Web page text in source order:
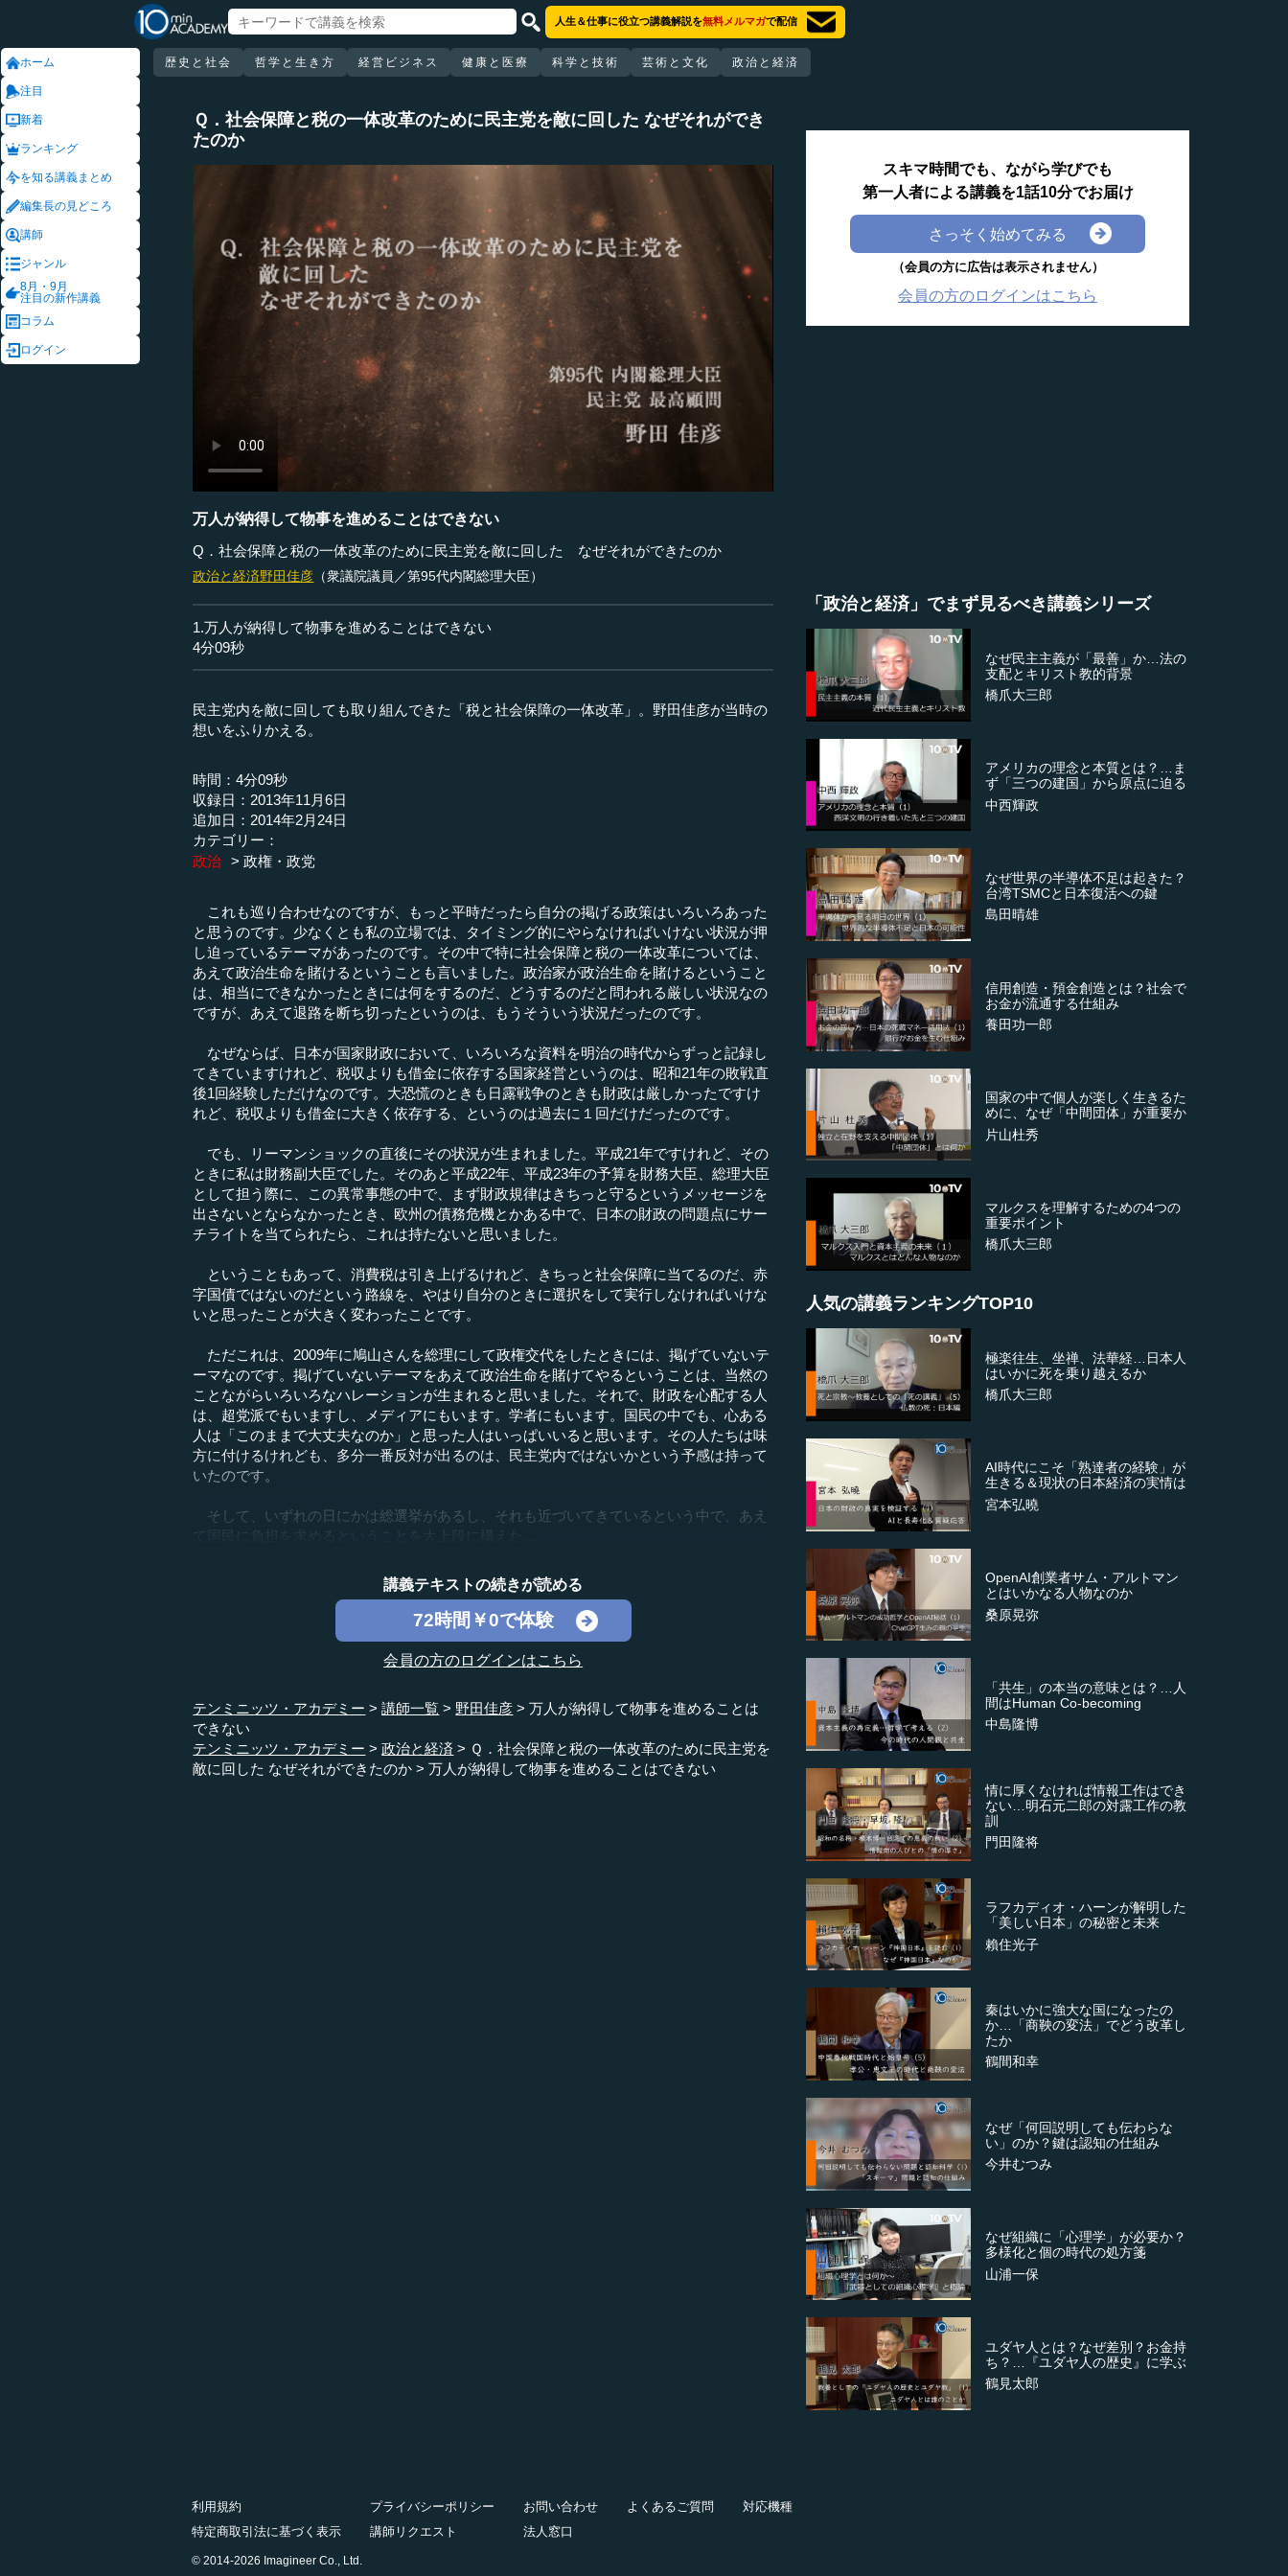
ホーム
注目
新着
ランキング
を知る講義まとめ
編集長の見どころ
講師
ジャンル
8月・9月
注目の新作講義
コラム
ログイン
人生＆仕事に役立つ講義解説を無料メルマガで配信
歴史と社会 哲学と生き方 経営ビジネス 健康と医療 科学と技術 芸術と文化 政治と経済
Ｑ．社会保障と税の一体改革のために民主党を敵に回した なぜそれができ
たのか
万人が納得して物事を進めることはできない
Q．社会保障と税の一体改革のために民主党を敵に回した なぜそれができたのか
政治と経済野田佳彦 （衆議院議員／第95代内閣総理大臣）
1.万人が納得して物事を進めることはできない
4分09秒
民主党内を敵に回しても取り組んできた「税と社会保障の一体改革」。野田佳彦が当時の
想いをふりかえる。
時間：4分09秒
収録日：2013年11月6日
追加日：2014年2月24日
カテゴリー：
政治
政権・政党
これも巡り合わせなのですが、もっと平時だったら自分の掲げる政策はいろいろあった
と思うのです。少なくとも私の立場では、タイミング的にやらなければいけない状況が押
し迫っているテーマがあったのです。その中で特に社会保障と税の一体改革については、
あえて政治生命を賭けるということも言いました。政治家が政治生命を賭けるということ
は、相当にできなかったときには何をするのだ、どうするのだと問われる厳しい状況なの
ですが、あえて退路を断ち切ったというのは、もうそういう状況だったのです。
なぜならば、日本が国家財政において、いろいろな資料を明治の時代からずっと記録し
てきていますけれど、税収よりも借金に依存する国家経営というのは、昭和21年の敗戦直
後1回経験しただけなのです。大恐慌のときも日露戦争のときも財政は厳しかったですけ
れど、税収よりも借金に大きく依存する、というのは過去に１回だけだったのです。
でも、リーマンショックの直後にその状況が生まれました。平成21年ですけれど、その
ときに私は財務副大臣でした。そのあと平成22年、平成23年の予算を財務大臣、総理大臣
として担う際に、この異常事態の中で、まず財政規律はきちっと守るというメッセージを
出さないとならなかったとき、欧州の債務危機とかある中で、日本の財政の問題点にサー
チライトを当てられたら、これは持たないと思いました。
ということもあって、消費税は引き上げるけれど、きちっと社会保障に当てるのだ、赤
字国債ではないのだという路線を、やはり自分のときに選択をして実行しなければいけな
いと思ったことが大きく変わったことです。
ただこれは、2009年に鳩山さんを総理にして政権交代をしたときには、掲げていないテ
ーマなのです。掲げていないテーマをあえて政治生命を賭けてやるということは、当然の
ことながらいろいろなハレーションが生まれると思いました。それで、財政を心配する人
は、超党派でもいますし、メディアにもいます。学者にもいます。国民の中でも、心ある
人は「このままで大丈夫なのか」と思った人はいっぱいいると思います。その人たちは味
方に付けるけれども、多分一番反対が出るのは、民主党内ではないかという予感は持って
いたのです。
そして、いずれの日にかは総選挙があるし、それも近づいてきているという中で、あえ
て国民に負担を求めるということを大上段に構えた...
講義テキストの続きが読める
72時間￥0で体験
会員の方のログインはこちら
テンミニッツ・アカデミー 講師一覧 野田佳彦
万人が納得して物事を進めることは
できない
テンミニッツ・アカデミー
政治と経済
Ｑ．社会保障と税の一体改革のために民主党を
敵に回した なぜそれができたのか
万人が納得して物事を進めることはできない
スキマ時間でも、ながら学びでも
第一人者による講義を1話10分でお届け
さっそく始めてみる
（会員の方に広告は表示されません）
会員の方のログインはこちら
「政治と経済」でまず見るべき講義シリーズ
なぜ民主主義が「最善」か…法の
支配とキリスト教的背景
橋爪大三郎
アメリカの理念と本質とは？…ま
ず「三つの建国」から原点に迫る
中西輝政
なぜ世界の半導体不足は起きた？
台湾TSMCと日本復活への鍵
島田晴雄
信用創造・預金創造とは？社会で
お金が流通する仕組み
養田功一郎
国家の中で個人が楽しく生きるた
めに、なぜ「中間団体」が重要か
片山杜秀
マルクスを理解するための4つの
重要ポイント
橋爪大三郎
人気の講義ランキングTOP10
極楽往生、坐禅、法華経…日本人
はいかに死を乗り越えるか
橋爪大三郎
AI時代にこそ「熟達者の経験」が
生きる＆現状の日本経済の実情は
宮本弘曉
OpenAI創業者サム・アルトマン
とはいかなる人物なのか
桑原晃弥
「共生」の本当の意味とは？…人
間はHuman Co-becoming
中島隆博
情に厚くなければ情報工作はでき
ない…明石元二郎の対露工作の教
訓
門田隆将
ラフカディオ・ハーンが解明した
「美しい日本」の秘密と未来
賴住光子
秦はいかに強大な国になったの
か…「商鞅の変法」でどう改革し
たか
鶴間和幸
なぜ「何回説明しても伝わらな
い」のか？鍵は認知の仕組み
今井むつみ
なぜ組織に「心理学」が必要か？
多様化と個の時代の処方箋
山浦一保
ユダヤ人とは？なぜ差別？お金持
ち？…『ユダヤ人の歴史』に学ぶ
鶴見太郎
利用規約 プライバシーポリシー お問い合わせ よくあるご質問
対応機種
特定商取引法に基づく表示
講師リクエスト 法人窓口
© 2014-2026 Imagineer Co., Ltd.